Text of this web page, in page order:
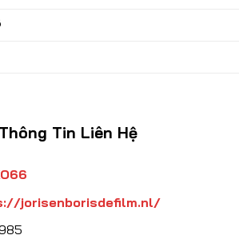
Thông Tin Liên Hệ
jorisenborisdefilm.nl/